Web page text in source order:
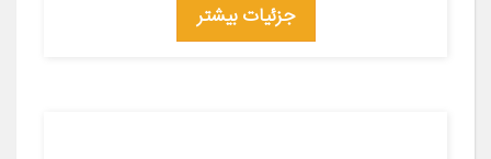
جزئیات بیشتر